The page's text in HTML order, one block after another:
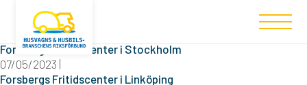
Filtered (6)
Forsbergs Fritidscenter i Stockholm
07/05/2023 |
Forsbergs Fritidscenter i Linköping